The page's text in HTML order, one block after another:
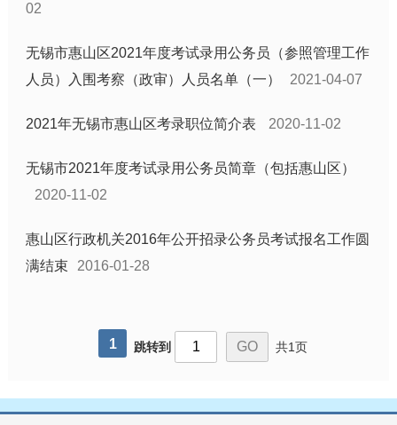
基层政务信息
新闻发布会
优化营商环境惠企政策信息
02
无锡市惠山区2021年度考试录用公务员（参照管理工作
人员）入围考察（政审）人员名单（一）
2021-04-07
2021年无锡市惠山区考录职位简介表 2020-11-02
无锡市2021年度考试录用公务员简章（包括惠山区）
2020-11-02
惠山区行政机关2016年公开招录公务员考试报名工作圆
满结束
2016-01-28
1 跳转到 共1页